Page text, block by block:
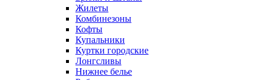
Жилеты
Комбинезоны
Кофты
Купальники
Куртки городские
Лонгсливы
Нижнее белье